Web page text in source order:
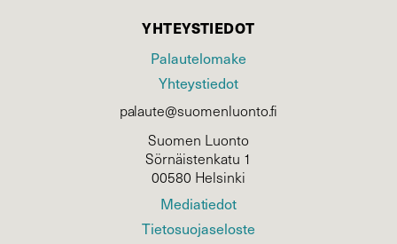
YHTEYSTIEDOT
Palautelomake
Yhteystiedot
palaute@suomenluonto.fi
Suomen Luonto
Sörnäistenkatu 1
00580 Helsinki
Mediatiedot
Tietosuojaseloste